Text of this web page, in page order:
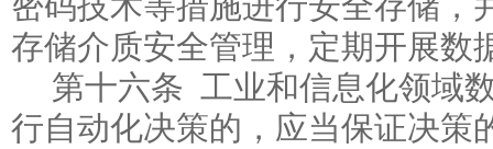
存储介质安全管理，定期开展数
第十六条 工业和信息化领域
行自动化决策的，应当保证决策